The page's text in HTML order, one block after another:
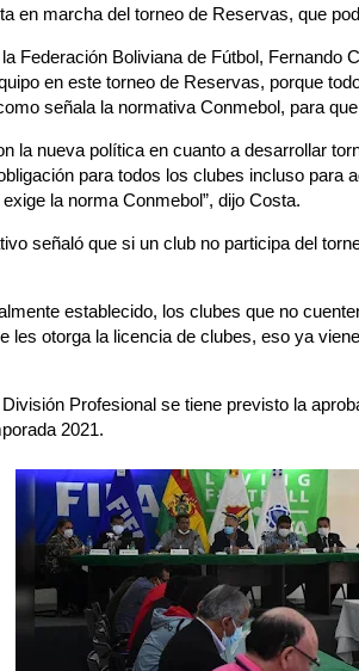
en marcha del torneo de Reservas, que
Federación Boliviana de Fútbol, Fernando
en este torneo de Reservas, porque
señala la normativa Conmebol, para
la nueva política en cuanto a desarrollar
para todos los clubes incluso para
la norma Conmebol”, dijo Costa.
señaló que si un club no participa del
establecido, los clubes que no
les otorga la licencia de clubes, eso ya
Profesional se tiene previsto la
2021.